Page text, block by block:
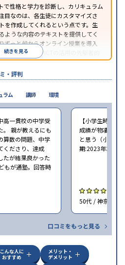
で性格と学力を診断し、カリキュラム
目なのは、各生徒にカスタマイズさ
を作成してくれるという点です。生
ような内容のテキストを提供してく
ずっと前からオンライン授業を導入
ています。AIやICTの活用の先駆者的
続きを見る
・評判
高一貫校の中学受
。 親が教えるにも
算数の問題、中学
くださり、達成
たが結果良かった
もが通塾。回答時
【小学生時の通
成績が物凄く悪
と思う（小学6
期:2023年3月）
50代 / 神奈川県
口コミをもっと見る
ラム 講師 環境
こんな人に
おすすめ
メリット・
デメリット